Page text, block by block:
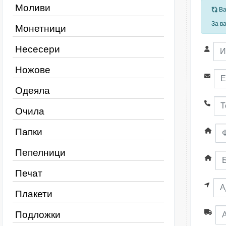
Моливи
Монетници
Несесери
Ножове
Одеяла
Очила
Папки
Пепелници
Печат
Плакети
Подложки
За